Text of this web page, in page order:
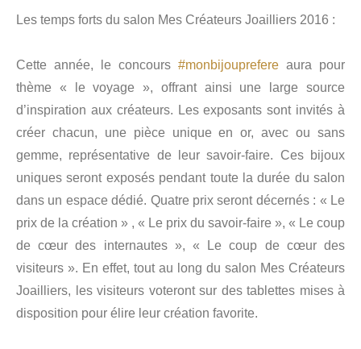
Les temps forts du salon Mes Créateurs Joailliers 2016 :
Cette année, le concours #monbijouprefere aura pour
thème « le voyage », offrant ainsi une large source
d’inspiration aux créateurs. Les exposants sont invités à
créer chacun, une pièce unique en or, avec ou sans
gemme, représentative de leur savoir-faire. Ces bijoux
uniques seront exposés pendant toute la durée du salon
dans un espace dédié. Quatre prix seront décernés : « Le
prix de la création » , « Le prix du savoir-faire », « Le coup
de cœur des internautes », « Le coup de cœur des
visiteurs ». En effet, tout au long du salon Mes Créateurs
Joailliers, les visiteurs voteront sur des tablettes mises à
disposition pour élire leur création favorite.